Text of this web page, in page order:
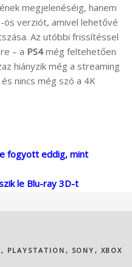
megjelenéséig, hanem
ös verziót, amivel lehetővé
Az utóbbi frissítéssel
– a PS4még feltehetően
hiányzik még a streaming
nincs még szó a 4K
fogyott eddig, mint
le Blu-ray 3D-t
, PLAYSTATION , SONY , XBOX